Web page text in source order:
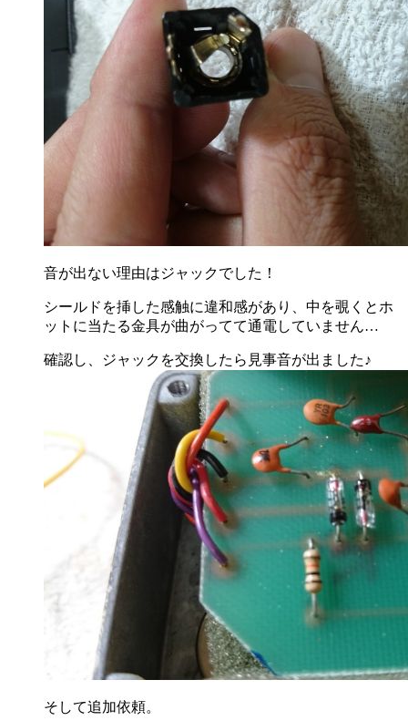
音が出ない理由はジャックでした！
シールドを挿した感触に違和感があり、中を覗くとホ
ットに当たる金具が曲がってて通電していません…
確認し、ジャックを交換したら見事音が出ました♪
そして追加依頼。